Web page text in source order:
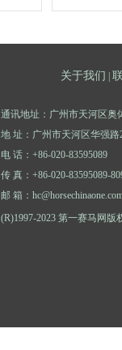
关于我们
通讯地址：广州市天河区奥
地 址：广州市天河区华强路
电 话：+86-020-83595089
传 真：+86-020-83595089-
邮 箱：
(R)1997-2023 第一赛马网版